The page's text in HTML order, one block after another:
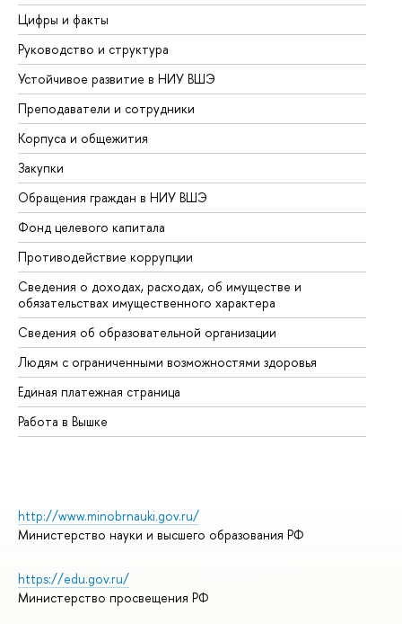
Цифры и факты
Руководство и структура
Устойчивое развитие в НИУ ВШЭ
Преподаватели и сотрудники
Корпуса и общежития
Закупки
Обращения граждан в НИУ ВШЭ
Фонд целевого капитала
Противодействие коррупции
Сведения о доходах, расходах, об имуществе и
обязательствах имущественного характера
Сведения об образовательной организации
Людям с ограниченными возможностями здоровья
Единая платежная страница
Работа в Вышке
http://www.minobrnauki.gov.ru/
Министерство науки и высшего образования РФ
https://edu.gov.ru/
Министерство просвещения РФ